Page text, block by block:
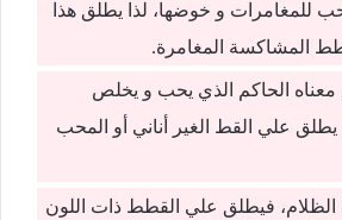
للمغامرات و خوضها، لذا يطلق هذا
المشاكسة المغامرة.
الحاكم الذي يحب و يخلص
يطلق علي القط الغير أناني أو المحب
الظلام، فيطلق علي القطط ذات اللون